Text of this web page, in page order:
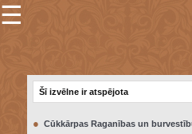
×
☰
Šī izvēlne ir atspējota
● Cūkkārpas Raganības un